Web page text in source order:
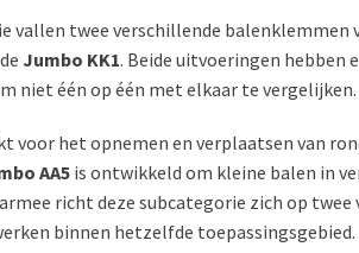
vallen twee verschillende balenklemmen
Jumbo KK1. Beide uitvoeringen hebben
niet één op één met elkaar te vergelijken.
voor het opnemen en verplaatsen van
AA5is ontwikkeld om kleine balen in
richt deze subcategorie zich op twee
binnen hetzelfde toepassingsgebied.